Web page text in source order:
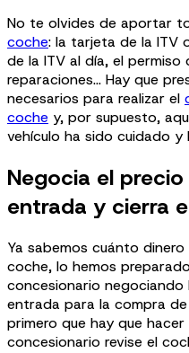
No te olvides de aportar
coche: la tarjeta de la ITV
de la ITV al día, el
reparaciones… Hay que
necesarios para realizar el
coche y, por supuesto,
vehículo ha sido cuidado
Negocia el
entrada y cierra
Ya sabemos cuánto
coche, lo hemos
concesionario
entrada para la compra
primero que hay que
concesionario revise el